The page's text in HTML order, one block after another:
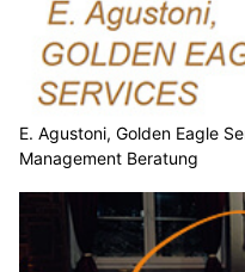
E. Agustoni, Golden Eagle
Management Beratung